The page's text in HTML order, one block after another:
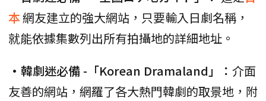
本網友建立的強大網站，只要輸入日劇名稱，
就能依據集數列出所有拍攝地的詳細地址。
•韓劇迷必備 -「Korean Dramaland」： 介面
友善的網站，網羅了各大熱門韓劇的取景地，附